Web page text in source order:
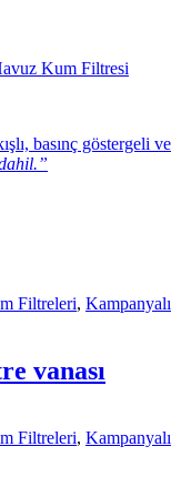
Kum Filtresi
basınç göstergeli ve
Filtreleri, Kampanyalı
vanası
Filtreleri, Kampanyalı